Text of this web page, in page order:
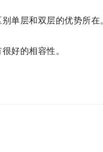
层和双层的优势所在。
好的相容性。